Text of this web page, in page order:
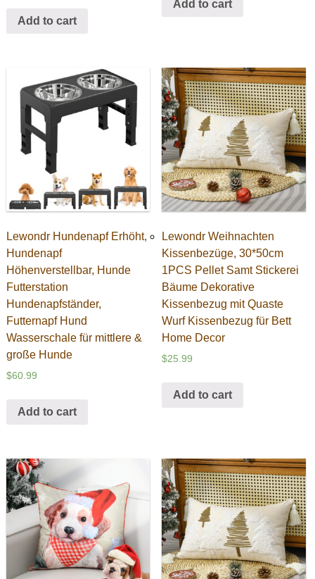
Add to cart
Add to cart
Lewondr Hundenapf Erhöht,
Hundenapf
Höhenverstellbar, Hunde
Futterstation
Hundenapfständer,
Futternapf Hund
Wasserschale für mittlere &
große Hunde
$60.99
Add to cart
Lewondr Weihnachten
Kissenbezüge, 30*50cm
1PCS Pellet Samt Stickerei
Bäume Dekorative
Kissenbezug mit Quaste
Wurf Kissenbezug für Bett
Home Decor
$25.99
Add to cart